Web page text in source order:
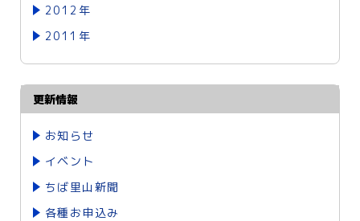
2012年
2011年
更新情報
お知らせ
イベント
ちば里山新聞
各種お申込み